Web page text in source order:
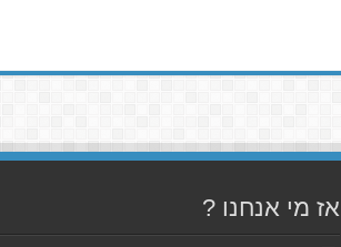
אז מי אנחנו ?